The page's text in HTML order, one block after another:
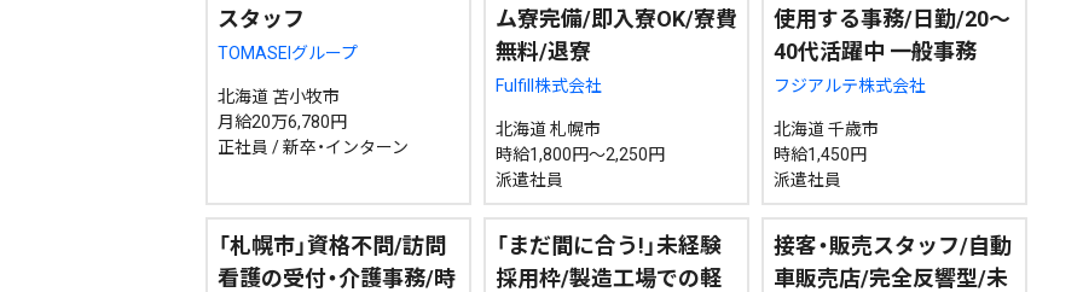
スタッフ
TOMASEIグループ
北海道 苫小牧市
月給20万6,780円
正社員 / 新卒・インターン
ム寮完備/即入寮OK/寮費
無料/退寮
Fulfill株式会社
北海道 札幌市
時給1,800円～2,250円
派遣社員
使用する事務/日勤/20～
40代活躍中 一般事務
フジアルテ株式会社
北海道 千歳市
時給1,450円
派遣社員
「札幌市」資格不問/訪問
看護の受付・介護事務/時
「まだ間に合う!」未経験
採用枠/製造工場での軽
接客・販売スタッフ/自動
車販売店/完全反響型/未
カテゴリ 事件・事故 社会 政治 くらし・医療 エンタメ・スポーツ
エリア 道南 道東 全道 道外
絞り込み検索